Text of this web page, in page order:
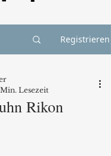
Registrieren
Rikon
Min. Lesezeit